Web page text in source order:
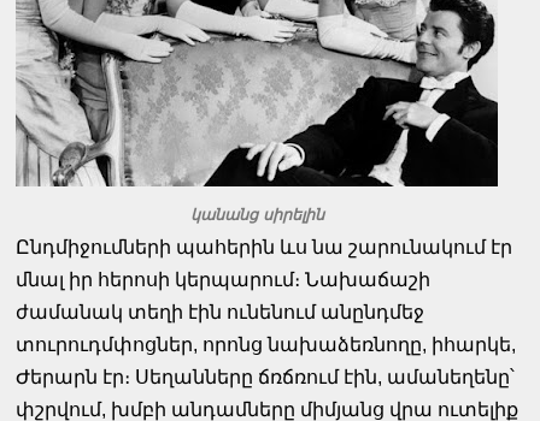
կանանց սիրելին
Ընդմիջումների պահերին ևս նա շարունակում էր
մնալ իր հերոսի կերպարում։ Նախաճաշի
ժամանակ տեղի էին ունենում անընդմեջ
տուրուդմփոցներ, որոնց նախաձեռնողը, իհարկե,
Ժերարն էր։ Սեղանները ճռճռում էին, ամանեղենը՝
փշրվում, խմբի անդամները միմյանց վրա ուտելիք